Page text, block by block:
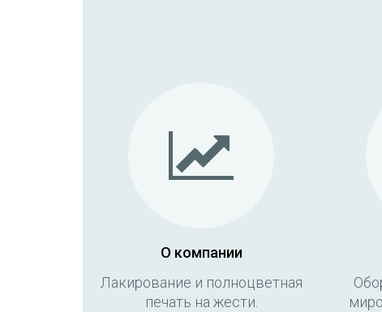
О компании
Лакирование и полноцветная
печать на жести.